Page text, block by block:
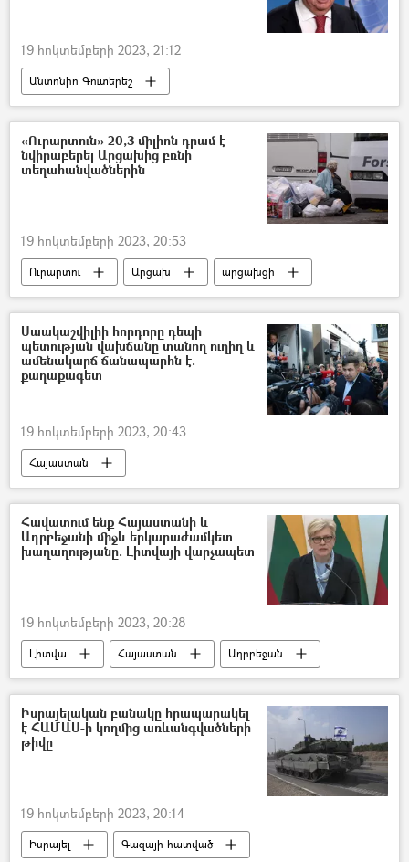
19 հոկտեմբերի 2023, 21:12
Անտոնիո Գուտերեշ
Միավորված ազգերի կազմակերպություն (ՄԱԿ)
Իսրայել
Պաղեստին
Գազայի հատված
«Ուրարտուն» 20,3 միլիոն դրամ է
նվիրաբերել Արցախից բռնի
տեղահանվածներին
19 հոկտեմբերի 2023, 20:53
Ուրարտու Արցախ
արցախցի
Բռնի տեղահանված
Լեռնային Ղարաբաղ
Սաակաշվիլիի հորդորը դեպի
պետության վախճանը տանող ուղիղ և
ամենակարճ ճանապարհն է.
քաղաքագետ
19 հոկտեմբերի 2023, 20:43
Հայաստան
Վրաստանի Հանրապետություն
Միխեիլ Սաակաշվիլի
Նիկոլ Փաշինյան
Ռուսաստան
Հավատում ենք Հայաստանի և
Ադրբեջանի միջև երկարաժամկետ
խաղաղությանը. Լիտվայի վարչապետ
19 հոկտեմբերի 2023, 20:28
Լիտվա Հայաստան
Ադրբեջան
խաղաղություն
Նիկոլ Փաշինյան
Իսրայելական բանակը հրապարակել
է ՀԱՄԱՍ-ի կողմից առևանգվածների
թիվը
19 հոկտեմբերի 2023, 20:14
Իսրայել
Գազայի հատված